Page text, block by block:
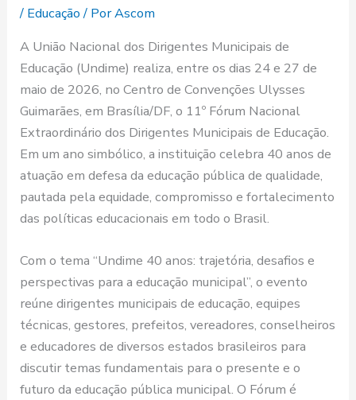
/ Educação/ PorAscom
A União Nacional dos Dirigentes Municipais de
Educação (Undime) realiza, entre os dias 24 e 27 de
maio de 2026, no Centro de Convenções Ulysses
Guimarães, em Brasília/DF, o 11º Fórum Nacional
Extraordinário dos Dirigentes Municipais de Educação.
Em um ano simbólico, a instituição celebra 40 anos de
atuação em defesa da educação pública de qualidade,
pautada pela equidade, compromisso e fortalecimento
das políticas educacionais em todo o Brasil.
Com o tema “Undime 40 anos: trajetória, desafios e
perspectivas para a educação municipal”, o evento
reúne dirigentes municipais de educação, equipes
técnicas, gestores, prefeitos, vereadores, conselheiros
e educadores de diversos estados brasileiros para
discutir temas fundamentais para o presente e o
futuro da educação pública municipal. O Fórum é